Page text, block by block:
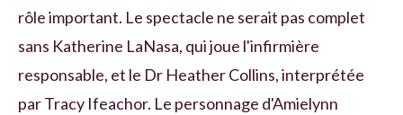
rôle important. Le spectacle ne serait pas complet
sans Katherine LaNasa, qui joue l'infirmière
responsable, et le Dr Heather Collins, interprétée
par Tracy Ifeachor. Le personnage d'Amielynn